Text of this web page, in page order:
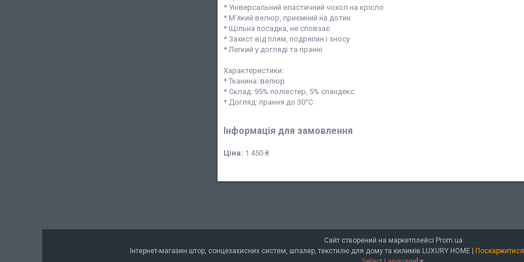
* Універсальний еластичний чохол на крісло
* М’який велюр, приємний на дотик
* Щільна посадка, не сповзає
* Захист від плям, подряпин і зносу
* Легкий у догляді та пранні
Характеристики:
* Тканина: велюр
* Склад: 95% поліестер, 5% спандекс
* Догляд: прання до 30°C
Інформація для замовлення
Ціна: 1 450 ₴
Сайт створений на маркетплейсі Prom.ua
Інтернет-магазин штор, сонцезахисних систем, шпалер, текстилю для дому та килимів LUXURY HOME |